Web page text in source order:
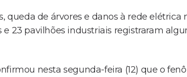
queda de árvores e danos à rede elétrica
23 pavilhões industriais registraram
nesta segunda-feira (12) que o